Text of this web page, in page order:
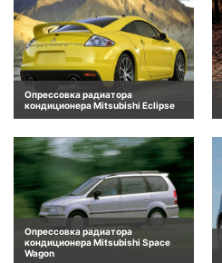
Опрессовка радиатора
кондиционера Mitsubishi Eclipse
Опрессовка радиатора
кондиционера Mitsubishi Space
Wagon